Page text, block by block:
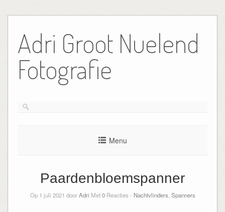
de
inhoud
Adri Groot Nuelend
Fotografie
Menu
Paardenbloemspanner
Op 1 juli 2021 doorAdri Met0Reacties - Nachtvlinders Spanners